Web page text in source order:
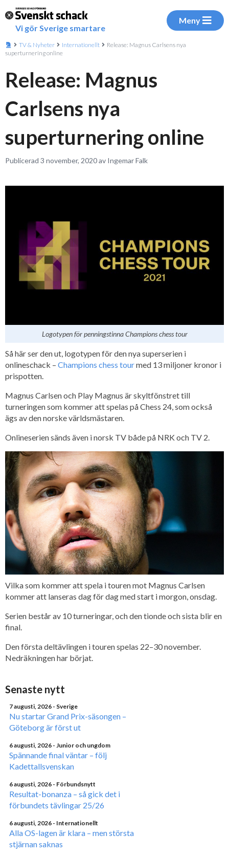
Vi gör Sverige smartare
Meny
TV & Nyheter Internationellt
Release: Magnus Carlsens nya
superturnering online
Release: Magnus
Carlsens nya
superturnering online
Publicerad 3 november, 2020 av Ingemar Falk
Logotypen för penningstinna Champions chess tour
Så här ser den ut, logotypen för den nya superserien i
onlineschack – Champions chess tourmed 13 miljoner kronor i
prispotten.
Magnus Carlsen och Play Magnus är skyltfönstret till
turneringen som kommer att spelas på Chess 24, som också
ägs av den norske världsmästaren.
Onlineserien sänds även i norsk TV både på NRK och TV 2.
Vilka som kommer att spela i touren mot Magnus Carlsen
kommer att lanseras dag för dag med start i morgon, onsdag.
Serien består av 10 turneringar, och den tionde och sista blir en
final.
Den första deltävlingen i touren spelas 22–30 november.
Nedräkningen har börjat.
Senaste nytt
7 augusti, 2026 - Sverige
Nu startar Grand Prix-säsongen –
Göteborg är först ut
6 augusti, 2026 - Junior och ungdom
Spännande final väntar – följ
Kadettallsvenskan
6 augusti, 2026 - Förbundsnytt
Resultat-bonanza – så gick det i
förbundets tävlingar 25/26
6 augusti, 2026 - Internationellt
Alla OS-lagen är klara – men största
stjärnan saknas